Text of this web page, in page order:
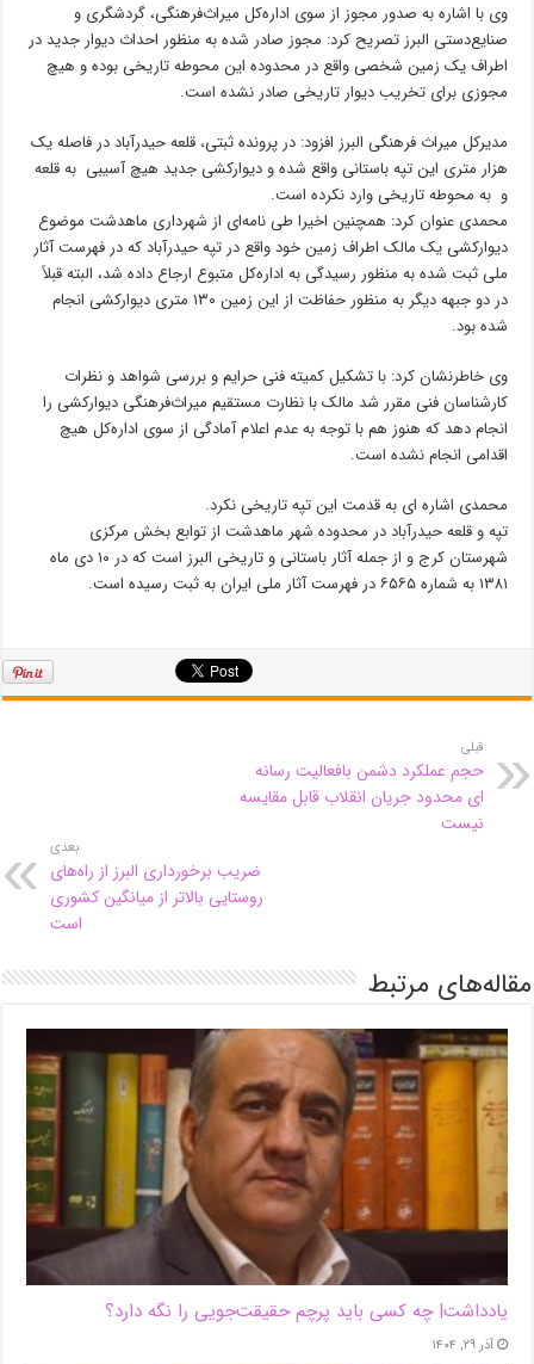
وی با اشاره به صدور مجوز از سوی اداره‌کل میراث‌فرهنگی، گردشگری و
صنایع‌دستی البرز تصریح کرد: مجوز صادر شده به منظور احداث دیوار جدید در
اطراف یک زمین شخصی واقع در محدوده این محوطه تاریخی بوده و هیچ‌
مجوزی برای تخریب دیوار تاریخی صادر نشده است.
مدیرکل میراث فرهنگی البرز افزود: در پرونده ثبتی، قلعه حیدرآباد در فاصله یک
هزار متری این تپه باستانی واقع شده و دیوارکشی جدید هیچ آسیبی به قلعه
و به محوطه تاریخی وارد نکرده است.
محمدی عنوان کرد: همچنین اخیرا طی نامه‌ای از شهرداری ماهدشت موضوع
دیوارکشی یک مالک اطراف زمین خود واقع در تپه حیدرآباد که در فهرست آثار
ملی ثبت شده به منظور رسیدگی به اداره‌کل متبوع ارجاع داده شد، البته قبلاً
در دو جبهه دیگر به منظور حفاظت از این زمین ۱۳۰ متری دیوارکشی انجام
شده بود.
وی خاطرنشان کرد: با تشکیل کمیته فنی حرایم و بررسی شواهد و نظرات
کارشناسان فنی مقرر شد مالک با نظارت مستقیم میراث‌فرهنگی دیوارکشی را
انجام دهد که هنوز هم با توجه به عدم اعلام آمادگی از سوی اداره‌کل هیچ
اقدامی انجام نشده است.
محمدی اشاره ای به قدمت این تپه تاریخی نکرد.
تپه و قلعه حیدرآباد در محدوده شهر ماهدشت از توابع بخش مرکزی
شهرستان کرج و از جمله آثار باستانی و تاریخی البرز است که در ۱۰ دی ماه
۱۳۸۱ به شماره ۶۵۶۵ در فهرست آثار ملی ایران به ثبت رسیده است.
قبلی
حجم عملکرد دشمن بافعالیت رسانه
ای محدود جریان انقلاب قابل مقایسه
نیست
بعدی
ضریب برخورداری البرز از راه‌های
روستایی بالاتر از میانگین کشوری
است
مقاله‌های مرتبط
یادداشت| ‌چه کسی باید پرچم حقیقت‌جویی را نگه دارد؟
آذر ۲۹, ۱۴۰۴